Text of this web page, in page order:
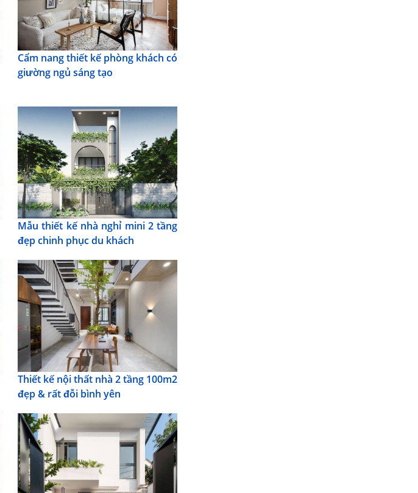
Cẩm nang thiết kế phòng khách có
giường ngủ sáng tạo
Mẫu thiết kế nhà nghỉ mini 2 tầng
đẹp chinh phục du khách
Thiết kế nội thất nhà 2 tầng 100m2
đẹp & rất đỗi bình yên